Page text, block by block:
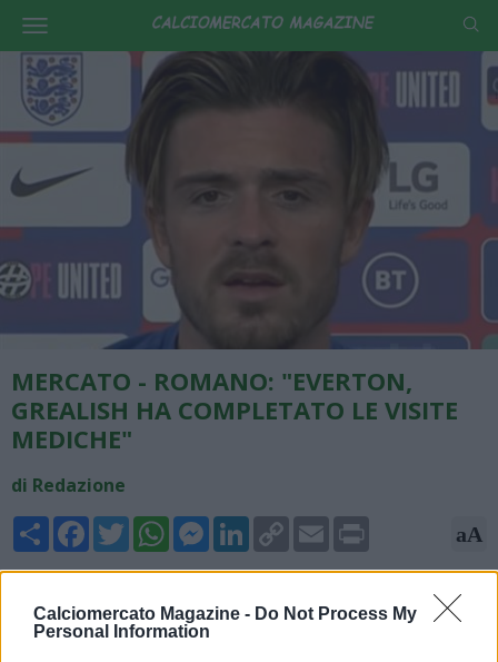
Calciomercato Magazine - Do Not Process My
Personal Information
MERCATO - ROMANO: "EVERTON,
GREALISH HA COMPLETATO LE VISITE
MEDICHE"
di Redazione
Share FacebookTwitterWhatsAppMessengerLinkedInCopy
Link
Email aA
Fabrizio Romano, giornalista ed esperto di mercato, scrive su